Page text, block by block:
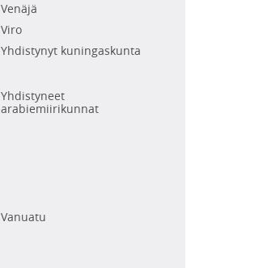
Venäjä
Viro
Yhdistynyt kuningaskunta
Yhdistyneet
arabiemiirikunnat
Vanuatu